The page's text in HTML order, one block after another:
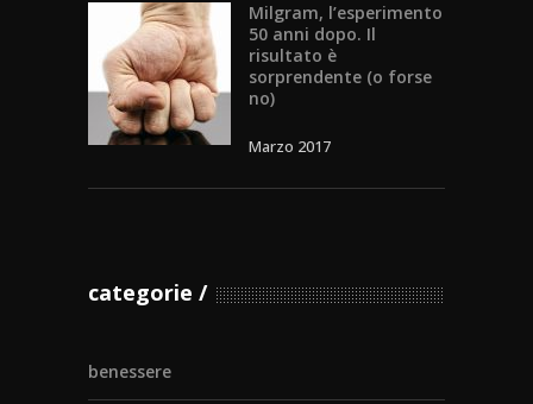
Milgram, l’esperimento
50 anni dopo. Il
risultato è
sorprendente (o forse
no)
Marzo 2017
categorie
benessere